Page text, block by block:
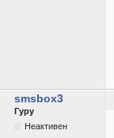
smsbox3
Гуру
Неактивен